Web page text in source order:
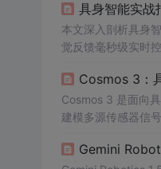
具身智能实战
本文深入剖析具身
觉反馈毫秒级实时
Cosmos 3：
Cosmos 3 是面向
建模多源传感器信
Gemini